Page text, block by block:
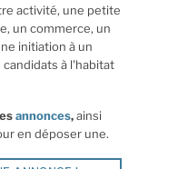
activité, une petite
un commerce, un
initiation à un
à l'habitat
annonces,ainsi
en déposer une.